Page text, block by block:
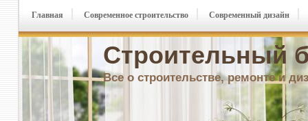
Строительный
Все о строительстве, ремонте и
Главная Современное строительство Современный дизайн